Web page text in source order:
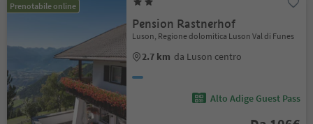
Prenotabile online
Pension Rastnerhof
Luson, Regione dolomitica Luson Val di Funes
2.7 km da Luson centro
Alto Adige Guest Pass